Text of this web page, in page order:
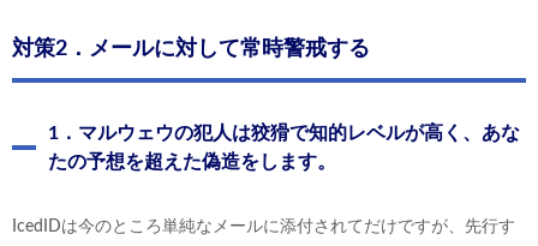
対策2．メールに対して常時警戒する
1．マルウェウの犯人は狡猾で知的レベルが高く、あな
たの予想を超えた偽造をします。
IcedIDは今のところ単純なメールに添付されてだけですが、先行す